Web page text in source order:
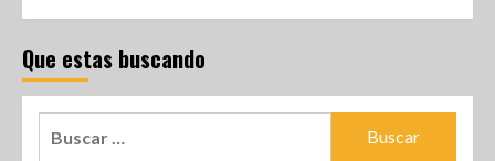
Que estas buscando